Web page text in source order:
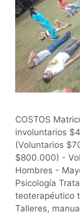
COSTOS
involuntarios
(Voluntarios
$800.000) -
Hombres -
Psicología
teoterapéutico
Talleres,